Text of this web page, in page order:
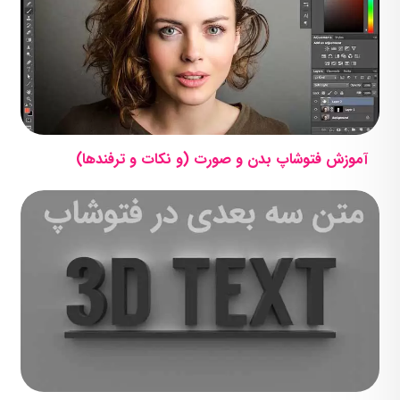
آموزش فتوشاپ بدن و صورت (و نکات و ترفندها)